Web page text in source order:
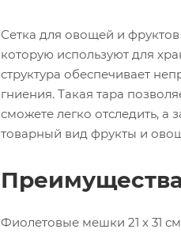
Сетка для овощей и
которую используют для
структура обеспечивает
гниения. Такая тара
сможете легко отследить, а
товарный вид фрукты и
Фиолетовые мешки 21 x 31